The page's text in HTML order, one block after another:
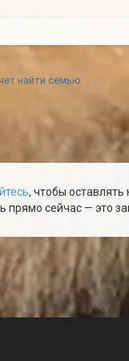
найти семью
, чтобы
сейчас — это